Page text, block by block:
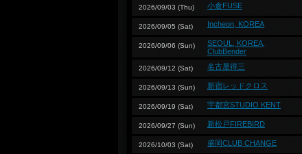
小倉FUSE
2026/09/03 (Thu)
Incheon, KOREA
2026/09/05 (Sat)
SEOUL, KOREA,
ClubBender
2026/09/06 (Sun)
名古屋得三
2026/09/12 (Sat)
新宿レッドクロス
2026/09/13 (Sun)
宇都宮STUDIO KENT
2026/09/19 (Sat)
新松戸FIREBIRD
2026/09/27 (Sun)
盛岡CLUB CHANGE
2026/10/03 (Sat)